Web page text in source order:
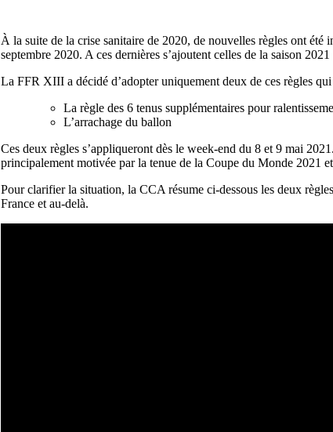
À la suite de la crise sanitaire de 2020, de nouvelles règles ont
septembre 2020. A ces dernières s’ajoutent celles de la saison
La FFR XIII a décidé d’adopter uniquement deux de ces règles
La règle des 6 tenus supplémentaires pour
L’arrachage du ballon
Ces deux règles s’appliqueront dès le week-end du 8 et 9 mai
principalement motivée par la tenue de la Coupe du Monde 2021
Pour clarifier la situation, la CCA résume ci-dessous les deux
France et au-delà.